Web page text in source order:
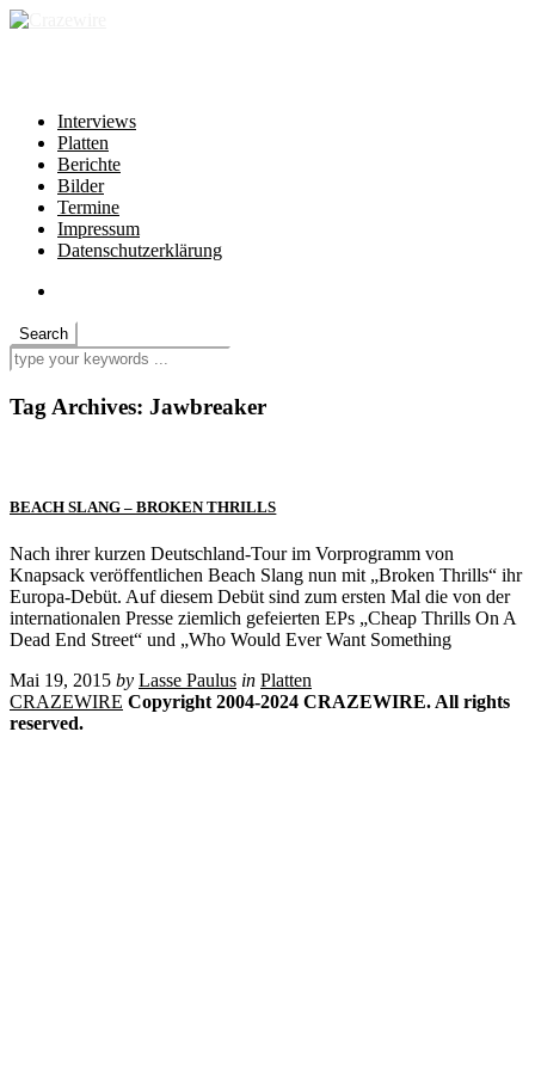
Interviews
Platten
Berichte
Bilder
Termine
Impressum
Datenschutzerklärung
Tag Archives: Jawbreaker
BEACH SLANG – BROKEN THRILLS
Nach ihrer kurzen Deutschland-Tour im Vorprogramm von
Knapsack veröffentlichen Beach Slang nun mit „Broken Thrills“ ihr
Europa-Debüt. Auf diesem Debüt sind zum ersten Mal die von der
internationalen Presse ziemlich gefeierten EPs „Cheap Thrills On A
Dead End Street“ und „Who Would Ever Want Something
Mai 19, 2015 by Lasse Paulus in Platten
CRAZEWIRE Copyright 2004-2024 CRAZEWIRE. All rights
reserved.